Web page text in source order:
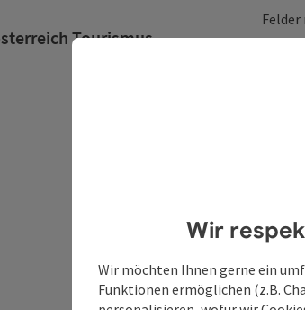
Tourismus
Wir
Wir möchten Ihnen gerne ein
Funktionen ermöglichen (z.B.